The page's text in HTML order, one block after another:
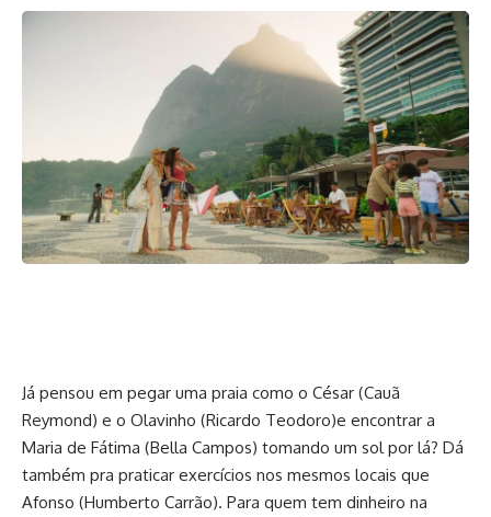
Já pensou em pegar uma praia como o César (Cauã
Reymond) e o Olavinho (Ricardo Teodoro)e encontrar a
Maria de Fátima (Bella Campos) tomando um sol por lá? Dá
também pra praticar exercícios nos mesmos locais que
Afonso (Humberto Carrão). Para quem tem dinheiro na